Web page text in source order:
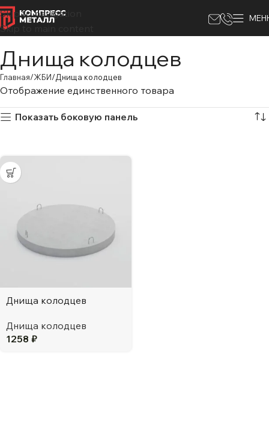
Skip to navigation
Skip to main content
Днища колодцев
Главная ЖБИ Днища колодцев
Отображение единственного товара
Показать боковую панель
Днища колодцев
Днища колодцев
1258 ₽